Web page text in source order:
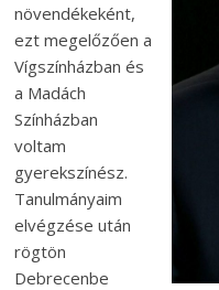
növendékeként,
ezt megelőzően a
Vígszínházban és
a Madách
Színházban
voltam
gyerekszínész.
Tanulmányaim
elvégzése után
rögtön
Debrecenbe